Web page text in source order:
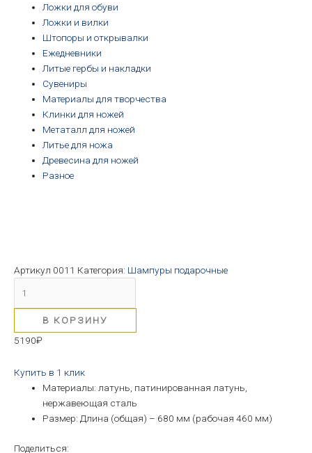
Ложки для обуви
Ложки и вилки
Штопоры и открывалки
Ежедневники
Литые гербы и накладки
Сувениры
Материалы для творчества
Клинки для ножей
Метаталл для ножей
Литье для ножа
Древесина для ножей
Разное
Артикул 0011 Категория: Шампуры подарочные
В КОРЗИНУ
5190₽
Купить в 1 клик
Материалы: латунь, патинированная латунь,
нержавеющая сталь
Размер: Длина (общая) – 680 мм (рабочая 460 мм)
Поделиться: